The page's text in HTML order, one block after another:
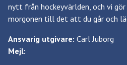
nytt från hockeyvärlden, och vi
morgonen till det att du går och
Ansvarig utgivare: Carl Juborg
Mejl: